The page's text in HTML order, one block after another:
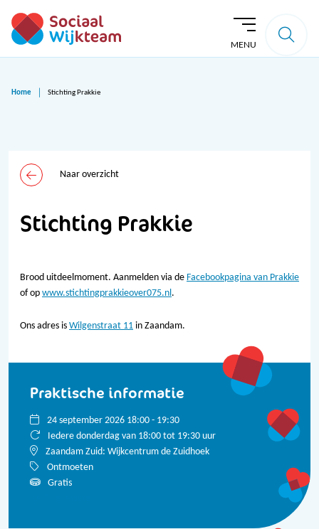
MENU
Home Stichting Prakkie
Naar overzicht
Stichting Prakkie
Brood uitdeelmoment. Aanmelden via de Facebookpagina van Prakkie
of op www.stichtingprakkieover075.nl.
Ons adres is Wilgenstraat 11 in Zaandam.
Praktische informatie
24 september 2026 18:00 - 19:30
Iedere donderdag van 18:00 tot 19:30 uur
Zaandam Zuid: Wijkcentrum de Zuidhoek
Ontmoeten
Gratis